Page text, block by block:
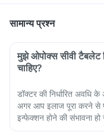
सामान्य प्रश्न
मुझे ओपोक्स सीवी
चाहिए?
डॉक्टर की निर्धारित अवधि
अगर आप इलाज पूरा करने से
इन्फेक्शन होने की संभावना